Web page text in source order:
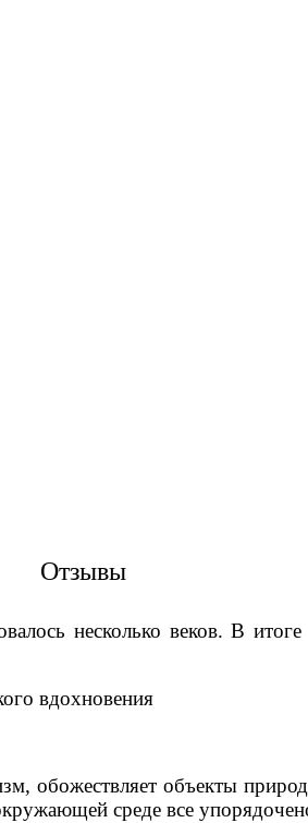
Отзывы
несколько веков. В
вдохновения
обожествляет объекты
среде все